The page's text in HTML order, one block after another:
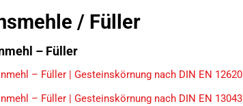
/ Füller
– Füller
– Füller | Gesteinskörnung nach DIN EN 12620
– Füller | Gesteinskörnung nach DIN EN 13043